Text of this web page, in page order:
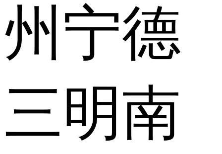
州 宁德
三明南